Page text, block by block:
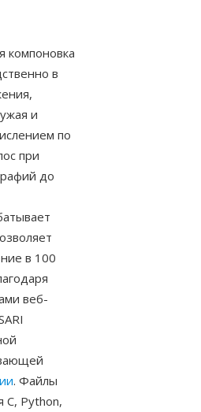
компоновка
в
и
по
при
до
в 100
веб-
. Файлы
C, Python,